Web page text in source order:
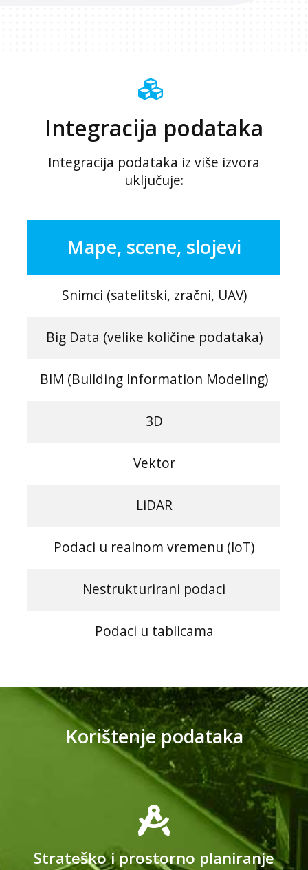
Integracija podataka
Integracija podataka iz više izvora
uključuje:
Mape, scene, slojevi
Snimci (satelitski, zračni, UAV)
Big Data (velike količine podataka)
BIM (Building Information Modeling)
3D
Vektor
LiDAR
Podaci u realnom vremenu (IoT)
Nestrukturirani podaci
Podaci u tablicama
Korištenje podataka
Strateško i prostorno planiranje